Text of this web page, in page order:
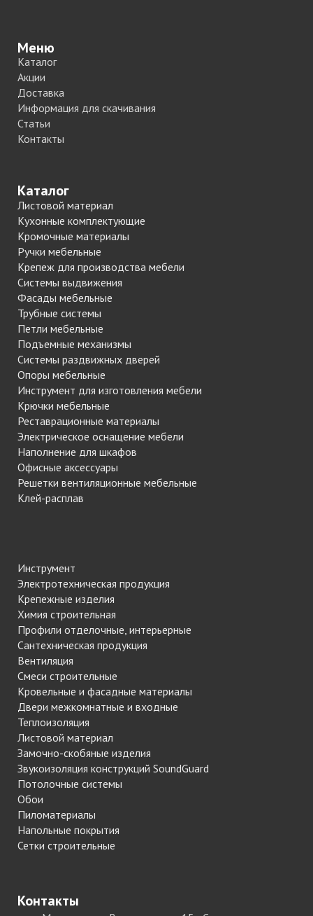
Меню
Каталог
Акции
Доставка
Информация для скачивания
Статьи
Контакты
Каталог
Листовой материал
Кухонные комплектующие
Кромочные материалы
Ручки мебельные
Крепеж для производства мебели
Системы выдвижения
Фасады мебельные
Трубные системы
Петли мебельные
Подъемные механизмы
Системы раздвижных дверей
Опоры мебельные
Инструмент для изготовления мебели
Крючки мебельные
Реставрационные материалы
Электрическое оснащение мебели
Наполнение для шкафов
Офисные аксессуары
Решетки вентиляционные мебельные
Клей-расплав
Инструмент
Электротехническая продукция
Крепежные изделия
Химия строительная
Профили отделочные, интерьерные
Сантехническая продукция
Вентиляция
Смеси строительные
Кровельные и фасадные материалы
Двери межкомнатные и входные
Теплоизоляция
Листовой материал
Замочно-скобяные изделия
Звукоизоляция конструкций SoundGuard
Потолочные системы
Обои
Пиломатериалы
Напольные покрытия
Сетки строительные
Контакты